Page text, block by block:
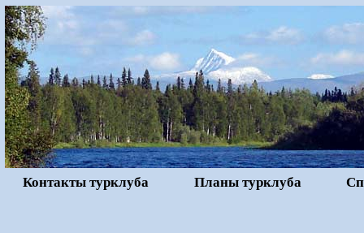
Контакты турклуба Планы турклуба